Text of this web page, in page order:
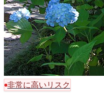
非常に高いリスク